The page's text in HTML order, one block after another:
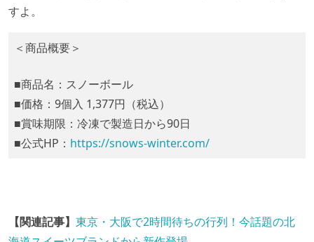
すよ。
＜商品概要＞
■商品名：スノーボール
■価格：9個入 1,377円（税込）
■賞味期限：冷凍で製造日から90日
■公式HP： https://snows-winter.com/
【関連記事】 東京・大阪で2時間待ちの行列！今話題の北